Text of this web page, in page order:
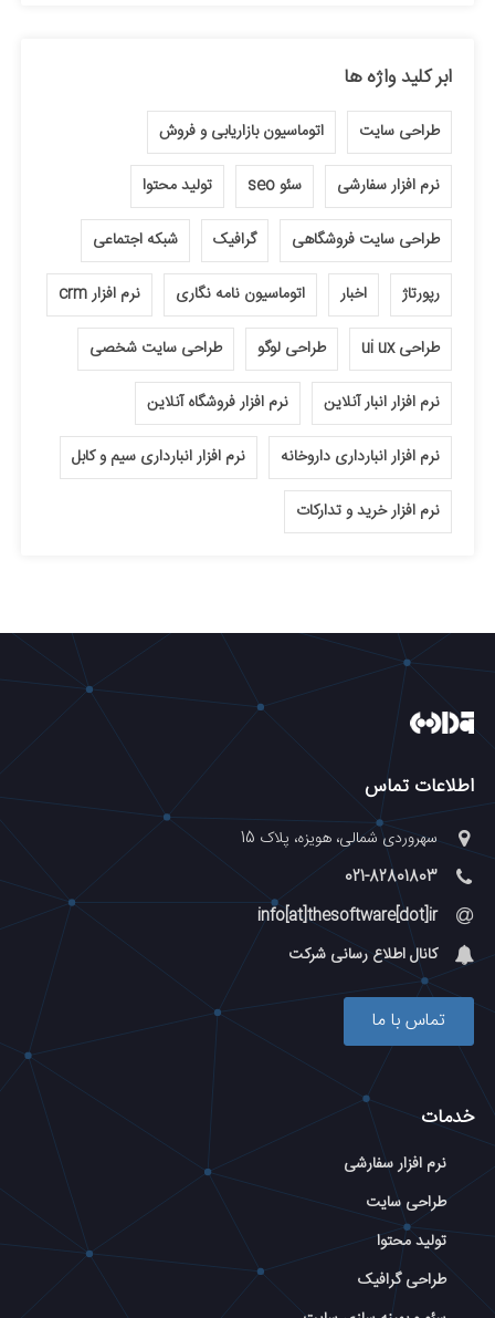
ابر کلید واژه ها
طراحی سایت اتوماسیون بازاریابی و فروش
نرم افزار سفارشی سئو seo تولید محتوا
طراحی سایت فروشگاهی گرافیک شبکه اجتماعی
رپورتاژ اخبار اتوماسیون نامه نگاری نرم افزار crm
طراحی ui ux طراحی لوگو طراحی سایت شخصی
نرم افزار انبار آنلاین نرم افزار فروشگاه آنلاین
نرم افزار انبارداری داروخانه نرم افزار انبارداری سیم و کابل
نرم افزار خرید و تدارکات
اطلاعات تماس
سهروردی شمالی، هویزه، پلاک 15
021-82801803
info[at]thesoftware[dot]ir
کانال اطلاع رسانی شرکت
تماس با ما
خدمات
نرم افزار سفارشی
طراحی سایت
تولید محتوا
طراحی گرافیک